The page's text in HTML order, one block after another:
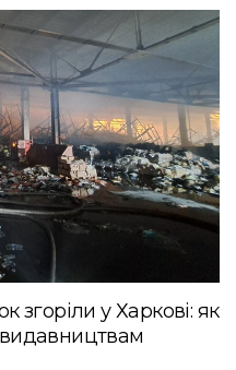
згоріли у Харкові: як